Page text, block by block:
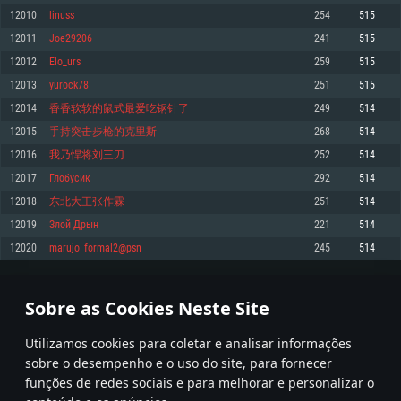
Sobre as Cookies Neste Site
Utilizamos cookies para coletar e analisar informações
sobre o desempenho e o uso do site, para fornecer
funções de redes sociais e para melhorar e personalizar o
Memória: 4GB
Placa Gráfica: Placa com DirectX 11: AMD Radeon 77XX / NVIDIA GeForce
GTX 660. Resolução mínima suportada: 720p
Network: Internet de banda larga.
Disco: 23,1 GB
Recomendado
superior, Radeon RX 570 ou superior
Disco: 75,9 GB
Memória: 6 GB
Placa Gráfica: Intel Iris Pro 5200 (Mac), equivalentes AMD/Nvidia para Mac.
Resolução mínima suportada: 720p com suporte Metal.
Network: Internet de banda larga.
Disco: 21,5 GB
Recomendado
Network: Internet de banda larga.
Memória: 4 GB
Placa Gráfica: NVIDIA 660 com os drivers mais recentes (não mais de 6
meses) / equivalentes AMD com os drivers mais recentes com suporte
Vulkan (não mais de 6 meses); Resolução mínima suportada: 720p.
Network: Internet de banda larga.
Disco: 21,5 GB
Recomendado
Sistema Operativo: Ubuntu 20.04 64bit
Processador: Intel Core i7
Memória: 16 GB
Placa Gráfica: NVIDIA 1060 com os drivers mais recentes (não mais de 6
meses) / equivalentes AMD (Radeon RX 570) com os drivers mais recentes
Network: Internet de banda larga.
12010 linuss 254 515
12011 Joe29206 241 515
12012 Elo_urs 259 515
12013 yurock78 251 515
12014 香香软软的鼠式最爱吃钢针了 249 514
12015 手持突击步枪的克里斯 268 514
12016 我乃悍将刘三刀 252 514
12017 Глобусик 292 514
12018 东北大王张作霖 251 514
12019 Злой Дрын 221 514
12020 marujo_formal2@psn 245 514